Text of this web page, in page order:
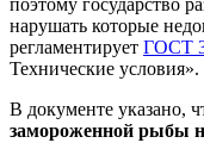
поэтому государство
нарушать которые
регламентирует ГОСТ
Технические условия».
В документе указано,
замороженной рыбы